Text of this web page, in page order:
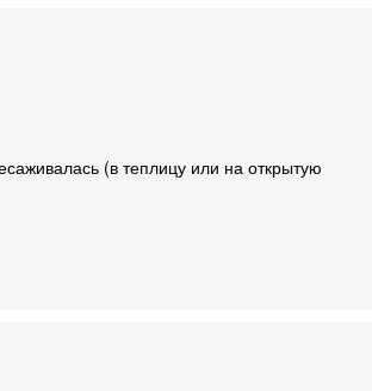
(в теплицу или на открытую